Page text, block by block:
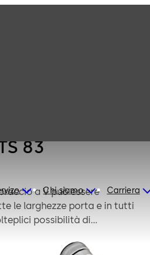
Chi siamo Carriera
83
a V può essere
le larghezze porta e in tutti
possibilità di
speciale protezione